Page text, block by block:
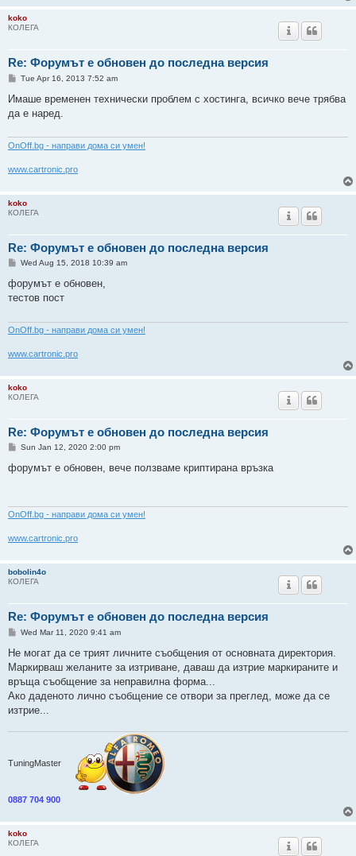
koko
КОЛЕГА
Re: Форумът е обновен до последна версия
P
s
Tue Apr 16, 2013 7:52 am
Имаше временен технически проблем с хостинга, всичко вече трябва
да е наред.
ОnOff.bg - направи дома си умен!
www.cartronic.pro
koko
КОЛЕГА
Re: Форумът е обновен до последна версия
P
s
Wed Aug 15, 2018 10:39 am
форумът е обновен,
тестов пост
ОnOff.bg - направи дома си умен!
www.cartronic.pro
koko
КОЛЕГА
Re: Форумът е обновен до последна версия
P
s
Sun Jan 12, 2020 2:00 pm
форумът е обновен, вече ползваме криптирана връзка
ОnOff.bg - направи дома си умен!
www.cartronic.pro
bobolin4o
КОЛЕГА
Re: Форумът е обновен до последна версия
P
s
Wed Mar 11, 2020 9:41 am
Не могат да се трият личните съобщения от основната директория.
Маркирваш желаните за изтриване, даваш да изтрие маркираните и
връща съобщение за неправилна форма...
Ако даденото лично съобщение се отвори за преглед, може да се
изтрие...
TuningMaster
0887 704 900
koko
КОЛЕГА